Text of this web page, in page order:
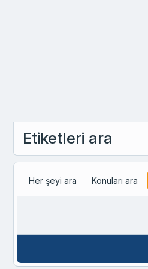
Etiketleri ara
Her şeyi ara Konuları ara